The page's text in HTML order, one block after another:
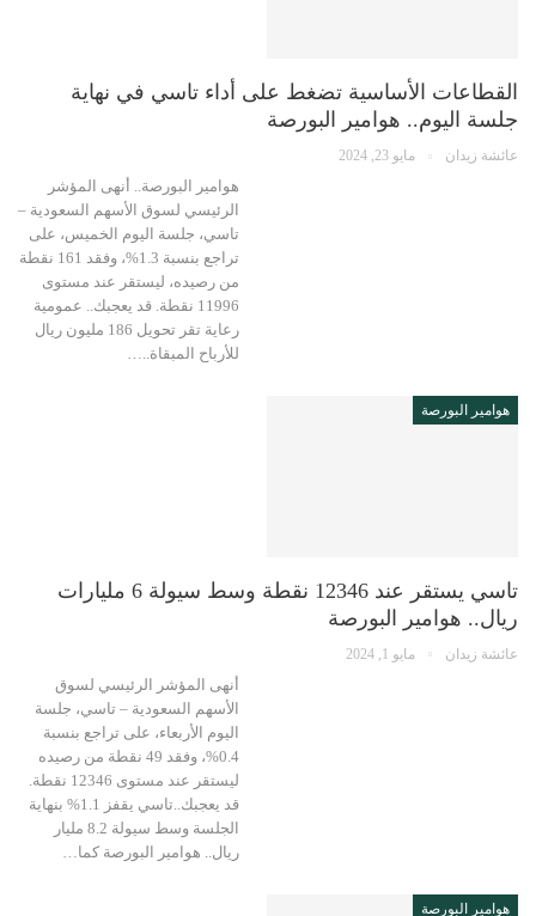
القطاعات الأساسية تضغط على أداء تاسي في نهاية
جلسة اليوم.. هوامير البورصة
عائشة زيدان مايو 23, 2024
هوامير البورصة.. أنهى المؤشر
الرئيسي لسوق الأسهم السعودية –
تاسي، جلسة اليوم الخميس، على
تراجع بنسبة 1.3%، وفقد 161 نقطة
من رصيده، ليستقر عند مستوى
11996 نقطة. قد يعجبك.. عمومية
رعاية تقر تحويل 186 مليون ريال
للأرباح المبقاة..…
هوامير البورصة
تاسي يستقر عند 12346 نقطة وسط سيولة 6 مليارات
ريال.. هوامير البورصة
عائشة زيدان مايو 1, 2024
أنهى المؤشر الرئيسي لسوق
الأسهم السعودية – تاسي، جلسة
اليوم الأربعاء، على تراجع بنسبة
0.4%، وفقد 49 نقطة من رصيده
ليستقر عند مستوى 12346 نقطة.
قد يعجبك..تاسي يقفز 1.1% بنهاية
الجلسة وسط سيولة 8.2 مليار
ريال.. هوامير البورصة كما…
هوامير البورصة